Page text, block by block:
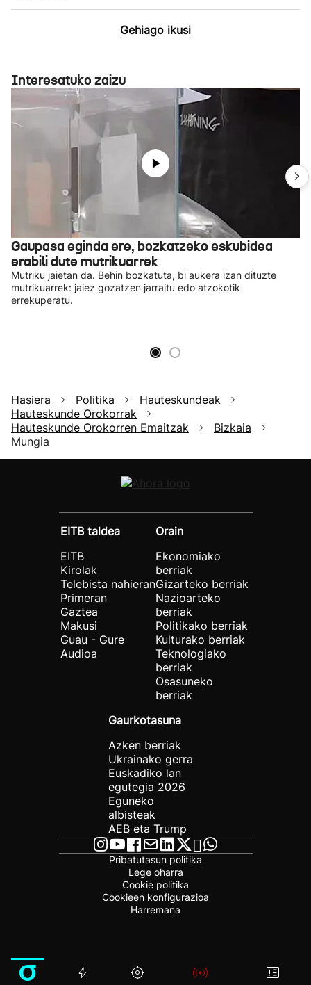
Gehiago ikusi
Interesatuko zaizu
Gaupasa eginda ere, bozkatzeko eskubidea
erabili dute mutrikuarrek
Mutriku jaietan da. Behin bozkatuta, bi aukera izan dituzte
mutrikuarrek: jaiez gozatzen jarraitu edo atzokotik
errekuperatu.
Hasiera Politika
Hauteskundeak
Hauteskunde Orokorrak
Hauteskunde Orokorren Emaitzak
Bizkaia
Mungia
EITB taldea
EITB
Kirolak
Telebista nahieran
Primeran
Gaztea
Makusi
Guau - Gure
Audioa
Orain
Ekonomiako
berriak
Gizarteko berriak
Nazioarteko
berriak
Politikako berriak
Kulturako berriak
Teknologiako
berriak
Osasuneko
berriak
Gaurkotasuna
Azken berriak
Ukrainako gerra
Euskadiko lan
egutegia 2026
Eguneko
albisteak
AEB eta Trump
Pribatutasun politika
Lege oharra
Cookie politika
Cookieen konfigurazioa
Harremana